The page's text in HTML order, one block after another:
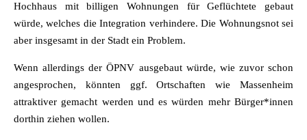
Hochhaus mit billigen Wohnungen für Geflüchtete gebaut
würde, welches die Integration verhindere. Die Wohnungsnot sei
aber insgesamt in der Stadt ein Problem.
Wenn allerdings der ÖPNV ausgebaut würde, wie zuvor schon
angesprochen, könnten ggf. Ortschaften wie Massenheim
attraktiver gemacht werden und es würden mehr Bürger*innen
dorthin ziehen wollen.